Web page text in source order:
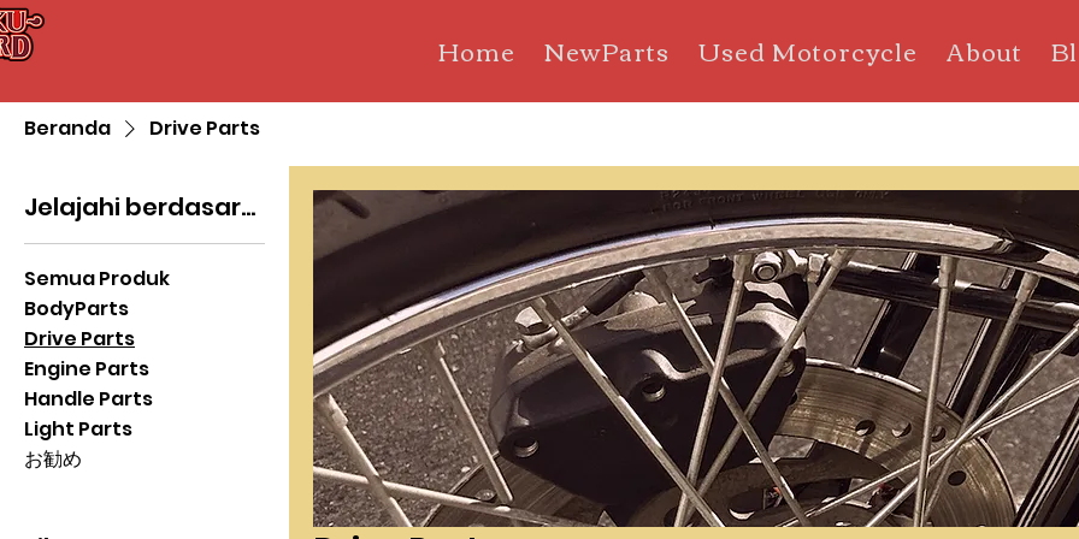
Home NewParts Used Motorcycle About
Beranda Drive Parts
Jelajahi berdasarkan
Semua Produk
BodyParts
Drive Parts
Engine Parts
Handle Parts
Light Parts
お勧め